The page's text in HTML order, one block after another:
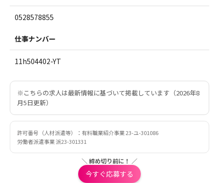
0528578855
仕事ナンバー
11h504402-YT
※こちらの求人は最新情報に基づいて掲載しています（2026年8
月5日更新）
許可番号（人材派遣等）：有料職業紹介事業 23-ユ-301086
労働者派遣事業 派23-301331
＼ 締め切り前に！ ／
今すぐ応募する